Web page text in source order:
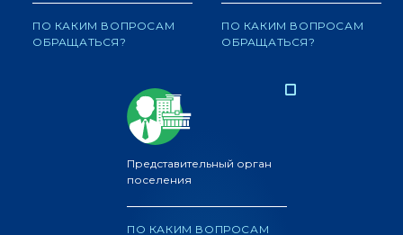
ПО КАКИМ ВОПРОСАМ
ОБРАЩАТЬСЯ?
ПО КАКИМ ВОПРОСАМ
ОБРАЩАТЬСЯ?
Представительный орган
поселения
ПО КАКИМ ВОПРОСАМ